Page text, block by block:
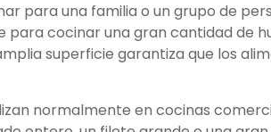
para una familia o un grupo de
para cocinar una gran cantidad de
superficie garantiza que los
normalmente en cocinas